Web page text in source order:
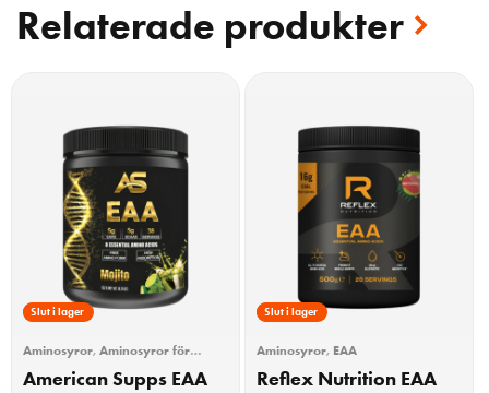
Relaterade produkter
15% Rabatt
Slut i lager
Aminosyror, Aminosyror för
träning
,EAA
American Supps EAA
15% Rabatt
Slut i lager
Aminosyror, EAA
Reflex Nutrition EAA